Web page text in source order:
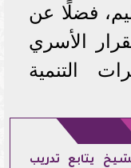
فضلًا عن
الأسري
التنمية
يتابع تدريب